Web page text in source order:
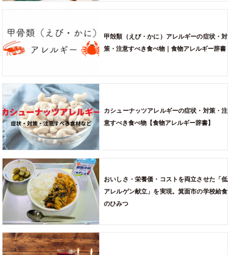
甲殻類（えび・かに）アレルギーの症状・対
策・注意すべき食べ物｜食物アレルギー辞書
カシューナッツアレルギーの症状・対策・注
意すべき食べ物【食物アレルギー辞書】
おいしさ・栄養価・コストを両立させた「低
アレルゲン献立」を実現。箕面市の学校給食
のひみつ